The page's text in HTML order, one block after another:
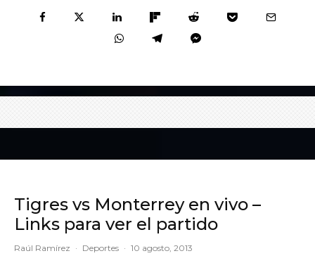
Tigres vs Monterrey en vivo –
Links para ver el partido
Raúl Ramírez · Deportes · 10 agosto, 2013